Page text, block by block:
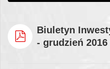
Biuletyn
- grudzień 2016